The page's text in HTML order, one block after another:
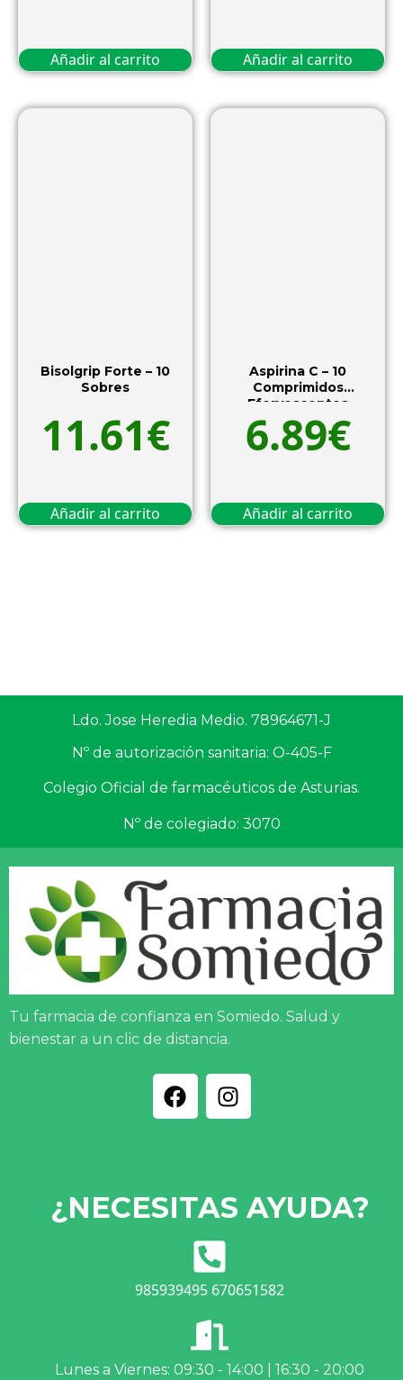
Añadir al carrito Añadir al carrito
Bisolgrip Forte – 10
Sobres
11.61€
Añadir al carrito
Aspirina C – 10
Comprimidos
Efervescentes
6.89€
Añadir al carrito
Ldo. Jose Heredia Medio. 78964671-J
Nº de autorización sanitaria: O-405-F
Colegio Oficial de farmacéuticos de Asturias.
Nº de colegiado: 3070
Tu farmacia de confianza en Somiedo. Salud y
bienestar a un clic de distancia.
¿NECESITAS AYUDA?
985939495 670651582
Lunes a Viernes: 09:30 - 14:00 | 16:30 - 20:00